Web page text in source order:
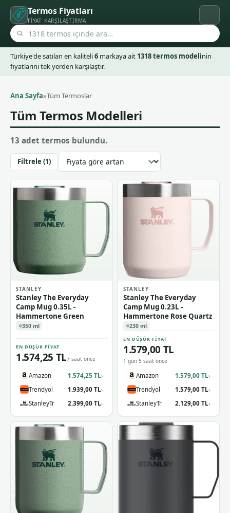
Termos Fiyatları
FIYAT KARŞILAŞTIRMA
Türkiye'de satılan en kaliteli6 markaya ait 1318 termos modelinin
fiyatlarını tek yerden karşılaştır.
Ana Sayfa»Tüm Termoslar
Tüm Termos Modelleri
13 adet termos bulundu.
Filtrele (1)
STANLEY
Stanley The Everyday
Camp Mug 0.35L -
Hammertone Green
350 ml
EN DÜŞÜK FIYAT
1.574,25 TL7 saat önce
Amazon 1.574,25 TL›
Trendyol 1.939,00 TL›
StanleyTr 2.399,00 TL›
STANLEY
Stanley The Everyday
Camp Mug 0.23L -
Hammertone Rose Quartz
230 ml
EN DÜŞÜK FIYAT
1.579,00 TL
1 gün 5 saat önce
Amazon 1.579,00 TL›
Trendyol 1.579,00 TL›
StanleyTr 2.129,00 TL›